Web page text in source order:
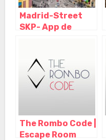
Madrid-Street
SKP- App de
– Madrid
The Rombo Code |
Escape Room